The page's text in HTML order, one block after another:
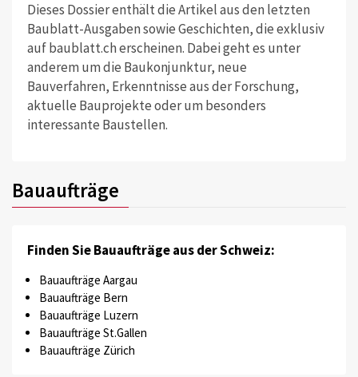
Dieses Dossier enthält die Artikel aus den letzten
Baublatt-Ausgaben sowie Geschichten, die exklusiv
auf baublatt.ch erscheinen. Dabei geht es unter
anderem um die Baukonjunktur, neue
Bauverfahren, Erkenntnisse aus der Forschung,
aktuelle Bauprojekte oder um besonders
interessante Baustellen.
Bauaufträge
Finden Sie Bauaufträge aus der Schweiz:
Bauaufträge Aargau
Bauaufträge Bern
Bauaufträge Luzern
Bauaufträge St.Gallen
Bauaufträge Zürich